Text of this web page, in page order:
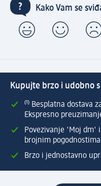
Kako Vam se
Kupujte brzo i udobno
⁽¹⁾ Besplatna dostava
Ekspresno
Povezivanje 'Moj dm'
brojnim pogodnostima
Brzo i jednostavno